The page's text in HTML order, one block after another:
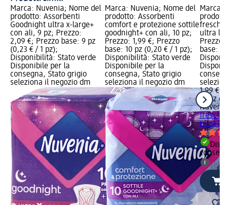
Marca: Nuvenia; Nome del
prodotto: Assorbenti
Goodnight ultra x-large+
con ali, 9 pz; Prezzo:
2,09 €; Prezzo base: 9 pz
(0,23 € / 1 pz);
Disponibilità: Stato verde
Disponibile per la
consegna, Stato grigio
seleziona il negozio dm
Marca: Nuvenia; Nome del
prodotto: Assorbenti
comfort e protezione sottile
goodnight+ con ali, 10 pz;
Prezzo: 1,99 €; Prezzo
base: 10 pz (0,20 € / 1 pz);
Disponibilità: Stato verde
Disponibile per la
consegna, Stato grigio
seleziona il negozio dm
Marca:
ultra
Prezzo:
base: 12
1,99 €
12 pz
Nuvenia
ultra